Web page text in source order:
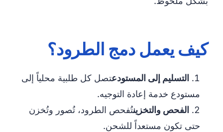
كيف يعمل دمج الطرود؟
التسليم إلى المستودعتصل كل طلبية محلياً إلى
مستودع خدمة إعادة التوجيه.
الفحص والتخزينتُفحص الطرود، تُصور وتُخزن
حتى تكون مستعداً للشحن.